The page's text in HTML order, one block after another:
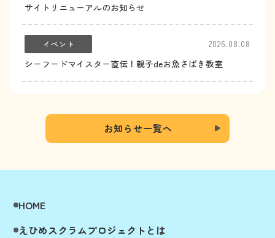
サイトリニューアルのお知らせ
イベント 2026.08.08
シーフードマイスター直伝！親子deお魚さばき教室
お知らせ一覧へ
HOME
えひめスクラムプロジェクトとは